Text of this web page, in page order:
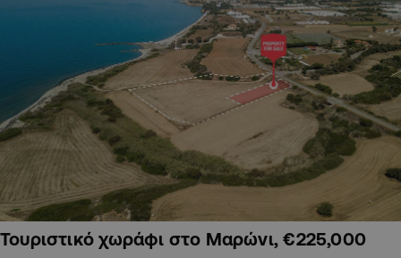
Τουριστικό χωράφι στο Μαρώνι, €225,000